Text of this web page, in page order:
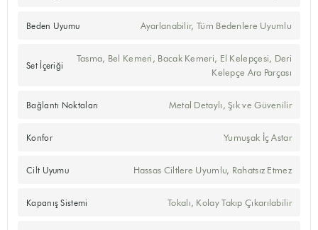
Beden Uyumu Ayarlanabilir, Tüm Bedenlere Uyumlu
Set İçeriği
Tasma, Bel Kemeri, Bacak Kemeri, El Kelepçesi, Deri
Kelepçe Ara Parçası
Bağlantı Noktaları Metal Detaylı, Şık ve Güvenilir
Konfor Yumuşak İç Astar
Cilt Uyumu Hassas Ciltlere Uyumlu, Rahatsız Etmez
Kapanış Sistemi Tokalı, Kolay Takıp Çıkarılabilir